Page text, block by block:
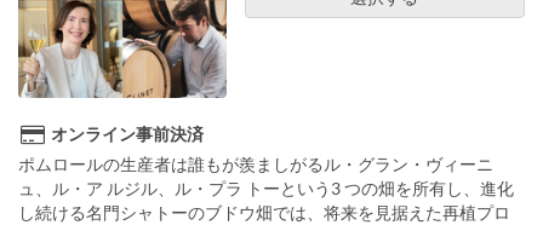
オンライン事前決済
ポムロールの生産者は誰もが羨ましがるル・グラン・ヴィーニ
ュ、ル・ア ルジル、ル・プラ トーという3 つの畑を所有し、進化
し続ける名門シャトーのブドウ畑では、将来を見据えた再植プロ